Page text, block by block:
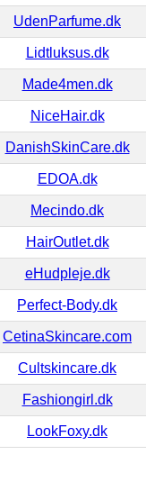
UdenParfume.dk
Lidtluksus.dk
Made4men.dk
NiceHair.dk
DanishSkinCare.dk
EDOA.dk
Mecindo.dk
HairOutlet.dk
eHudpleje.dk
Perfect-Body.dk
CetinaSkincare.com
Cultskincare.dk
Fashiongirl.dk
LookFoxy.dk